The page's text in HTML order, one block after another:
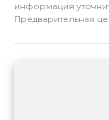
информация
Предварительная